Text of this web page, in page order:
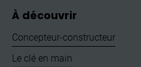
À découvrir
Concepteur-constructeur
Le clé en main